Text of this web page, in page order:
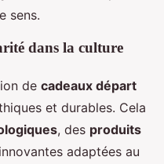
sens.
dans la culture
de cadeaux départ
et durables. Cela
, des produits
adaptées au